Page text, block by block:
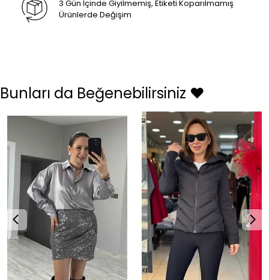
3 Gün İçinde Giyilmemiş, Etiketi Koparılmamış
Ürünlerde Değişim
Bunları da Beğenebilirsiniz ❤️